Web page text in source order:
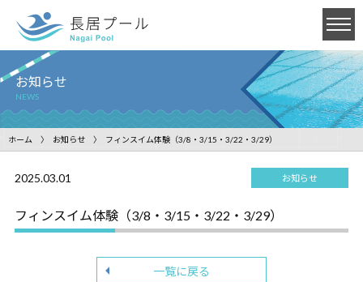
お知らせ
NEWS
ホーム お知らせ フィンスイム体験（3/8・3/15・3/22・3/29）
2025.03.01 お知らせ
フィンスイム体験（3/8・3/15・3/22・3/29）
一覧に戻る